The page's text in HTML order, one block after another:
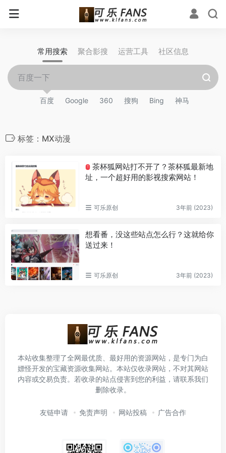
常用搜索 聚合影搜 运营工具 社区信息
百度 Google 360 搜狗 Bing 神马
标签：MX动漫
T
茶杯狐网站打不开了？茶杯狐最新地
址，一个超好用的影视搜索网站！
可乐原创 3年前 (2023)
想看番，没这些站点怎么行？这就给你
送过来！
可乐原创 3年前 (2023)
本站收集整理了全网最优质、最好用的资源网站，是专门为白
嫖怪开发的宝藏资源收集网站。本站仅收录网站，不对其网站
内容或交易负责。若收录的站点侵害到您的利益，请联系我们
删除收录。
友链申请 免责声明 网站投稿 广告合作